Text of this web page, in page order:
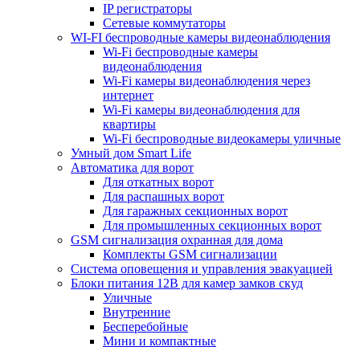
IP регистраторы
Сетевые коммутаторы
WI-FI беспроводные камеры видеонаблюдения
Wi-Fi беспроводные камеры
видеонаблюдения
Wi-Fi камеры видеонаблюдения через
интернет
Wi-Fi камеры видеонаблюдения для
квартиры
Wi-Fi беспроводные видеокамеры уличные
Умный дом Smart Life
Автоматика для ворот
Для откатных ворот
Для распашных ворот
Для гаражных секционных ворот
Для промышленных секционных ворот
GSM сигнализация охранная для дома
Комплекты GSM сигнализации
Cистема оповещения и управления эвакуацией
Блоки питания 12В для камер замков скуд
Уличные
Внутренние
Бесперебойные
Мини и компактные